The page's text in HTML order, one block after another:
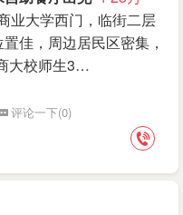
业大学西门，临街二层
佳，周边居民区密集，
大校师生3…
评论一下(0)